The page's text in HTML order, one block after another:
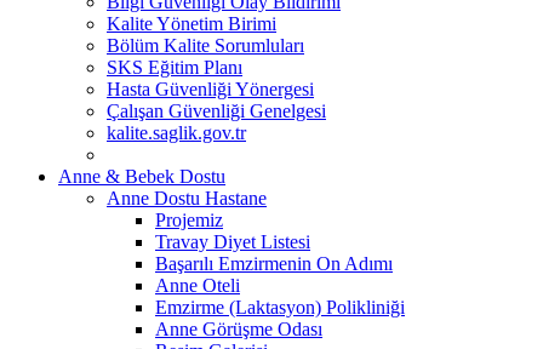
Kalite Yönetim Birimi
Bölüm Kalite Sorumluları
SKS Eğitim Planı
Hasta Güvenliği Yönergesi
Çalışan Güvenliği Genelgesi
kalite.saglik.gov.tr
Anne & Bebek Dostu
Anne Dostu Hastane
Projemiz
Travay Diyet Listesi
Başarılı Emzirmenin On Adımı
Anne Oteli
Emzirme (Laktasyon) Polikliniği
Anne Görüşme Odası